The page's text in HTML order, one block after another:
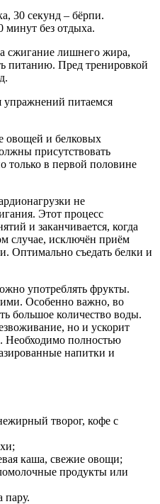
30 секунд – бёрпи.
минут без отдыха.
сжигание лишнего жира,
питанию. Пред тренировкой
упражнений питаемся
овощей и белковых
присутствовать
только в первой половине
не
Этот процесс
и заканчивается, когда
случае, исключён приём
Оптимально съедать белки и
употреблять фрукты.
Особенно важно, во
большое количество воды.
но и ускорит
Необходимо полностью
напитки и
творог, кофе с
каша, свежие овощи;
продукты или